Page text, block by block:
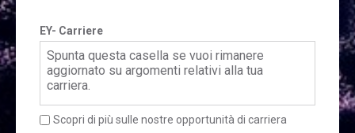
EY- Carriere
Spunta questa casella se vuoi rimanere
aggiornato su argomenti relativi alla tua
carriera.
Scopri di più sulle nostre opportunità di carriera